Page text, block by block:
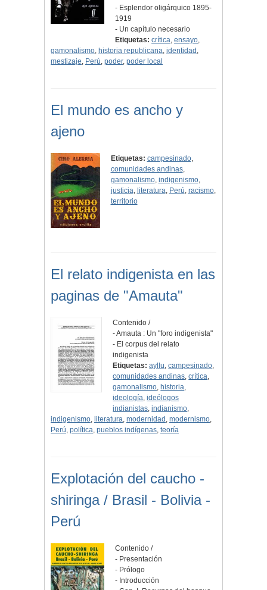
- Esplendor oligárquico 1895-
1919
- Un capítulo necesario
Etiquetas: crítica,ensayo,
gamonalismo, historia republicana, identidad ,
mestizaje, Perú, poder, poder local
El mundo es ancho y
ajeno
Etiquetas: campesinado,
comunidades andinas,
gamonalismo, indigenismo,
justicia, literatura, Perú, racismo,
territorio
El relato indigenista en las
paginas de "Amauta"
Contenido /
- Amauta : Un "foro indigenista"
- El corpus del relato
indigenista
Etiquetas: ayllu,campesinado,
comunidades andinas,crítica,
gamonalismo, historia,
ideología,ideólogos
indianistas,indianismo,
indigenismo, literatura, modernidad , modernismo,
Perú, política, pueblos indígenas, teoría
Explotación del caucho -
shiringa / Brasil - Bolivia -
Perú
Contenido /
- Presentación
- Prólogo
- Introducción